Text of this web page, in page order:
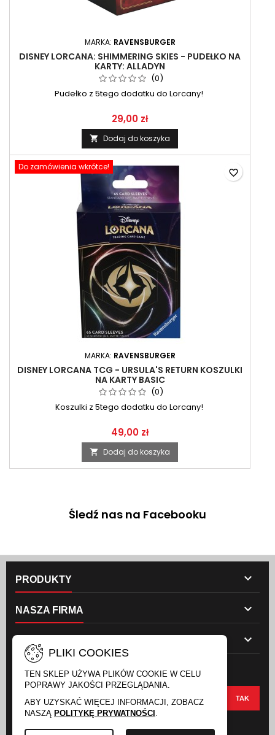
MARKA: RAVENSBURGER
DISNEY LORCANA: SHIMMERING SKIES - PUDEŁKO NA
KARTY: ALLADYN
(0)
Pudełko z 5tego dodatku do Lorcany!
29,00 zł
 Dodaj do koszyka
Do zamówienia wkrótce!
MARKA: RAVENSBURGER
DISNEY LORCANA TCG - URSULA'S RETURN KOSZULKI
NA KARTY BASIC
(0)
Koszulki z 5tego dodatku do Lorcany!
49,00 zł
 Dodaj do koszyka
favorite_border
Śledź nas na Facebooku
PRODUKTY 
NASZA FIRMA 

PLIKI COOKIES
TEN SKLEP UŻYWA PLIKÓW COOKIE W CELU
POPRAWY JAKOŚCI PRZEGLĄDANIA.
ABY UZYSKAĆ WIĘCEJ INFORMACJI, ZOBACZ
NASZĄ POLITYKĘ PRYWATNOŚCI .
NEWSLETTER
FACEBOOKINSTAGRAM